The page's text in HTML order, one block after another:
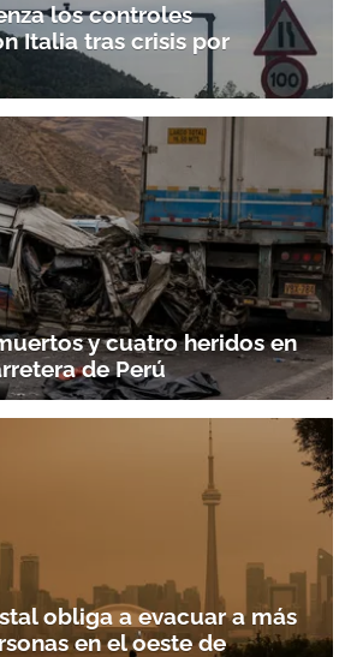
los controles
Italia tras crisis por
y cuatro heridos en
de Perú
obliga a evacuar a más
en el oeste de